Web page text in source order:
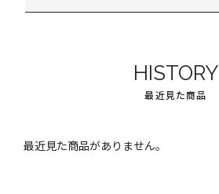
HISTORY
最近見た商品
最近見た商品がありません。